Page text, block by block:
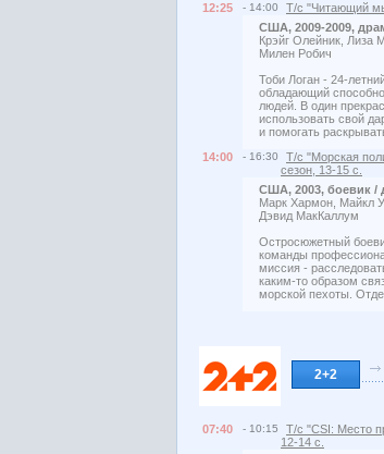
12:25
- 14:00
Т/с "Читающий
США, 2009-2009,
Крэйг Олейник, Лиза
Милен Робич
Тоби Логан - 24-
обладающий
людей. В один
использовать свой
и помогать
14:00
- 16:30
Т/с "Морская
сезон, 13-15 с.
США, 2003, боевик /
Марк Хармон, Майкл
Дэвид МакКаллум
Остросюжетный
команды
миссия -
каким-то образом
морской пехоты.
2+2
07:40 - 10:15
Т/с "CSI: Место
12-14 с.